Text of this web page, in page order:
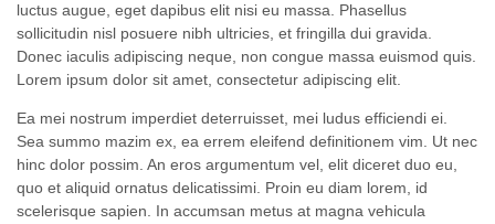
luctus augue, eget dapibus elit nisi eu massa. Phasellus
sollicitudin nisl posuere nibh ultricies, et fringilla dui gravida.
Donec iaculis adipiscing neque, non congue massa euismod quis.
Lorem ipsum dolor sit amet, consectetur adipiscing elit.
Ea mei nostrum imperdiet deterruisset, mei ludus efficiendi ei.
Sea summo mazim ex, ea errem eleifend definitionem vim. Ut nec
hinc dolor possim. An eros argumentum vel, elit diceret duo eu,
quo et aliquid ornatus delicatissimi. Proin eu diam lorem, id
scelerisque sapien. In accumsan metus at magna vehicula